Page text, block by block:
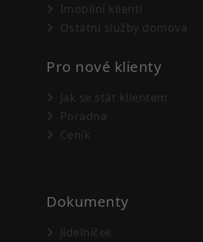
Imobilní klienti
Ostatní služby domova
Pro nové klienty
Jak se stát klientem
Poradna
Ceník
Dokumenty
Jídelníček